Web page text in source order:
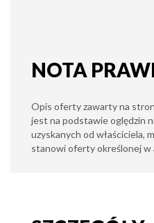
NOTA
Opis oferty zawarty na
jest na podstawie oględzin
uzyskanych od właściciela,
stanowi oferty określonej w